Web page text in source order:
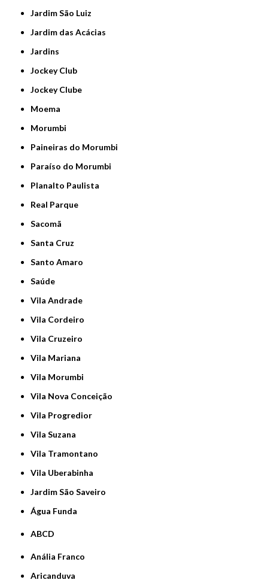
Jardim São Luiz
Jardim das Acácias
Jardins
Jockey Club
Jockey Clube
Moema
Morumbi
Paineiras do Morumbi
Paraíso do Morumbi
Planalto Paulista
Real Parque
Sacomã
Santa Cruz
Santo Amaro
Saúde
Vila Andrade
Vila Cordeiro
Vila Cruzeiro
Vila Mariana
Vila Morumbi
Vila Nova Conceição
Vila Progredior
Vila Suzana
Vila Tramontano
Vila Uberabinha
jardim São Saveiro
Água Funda
ABCD
Anália Franco
Aricanduva